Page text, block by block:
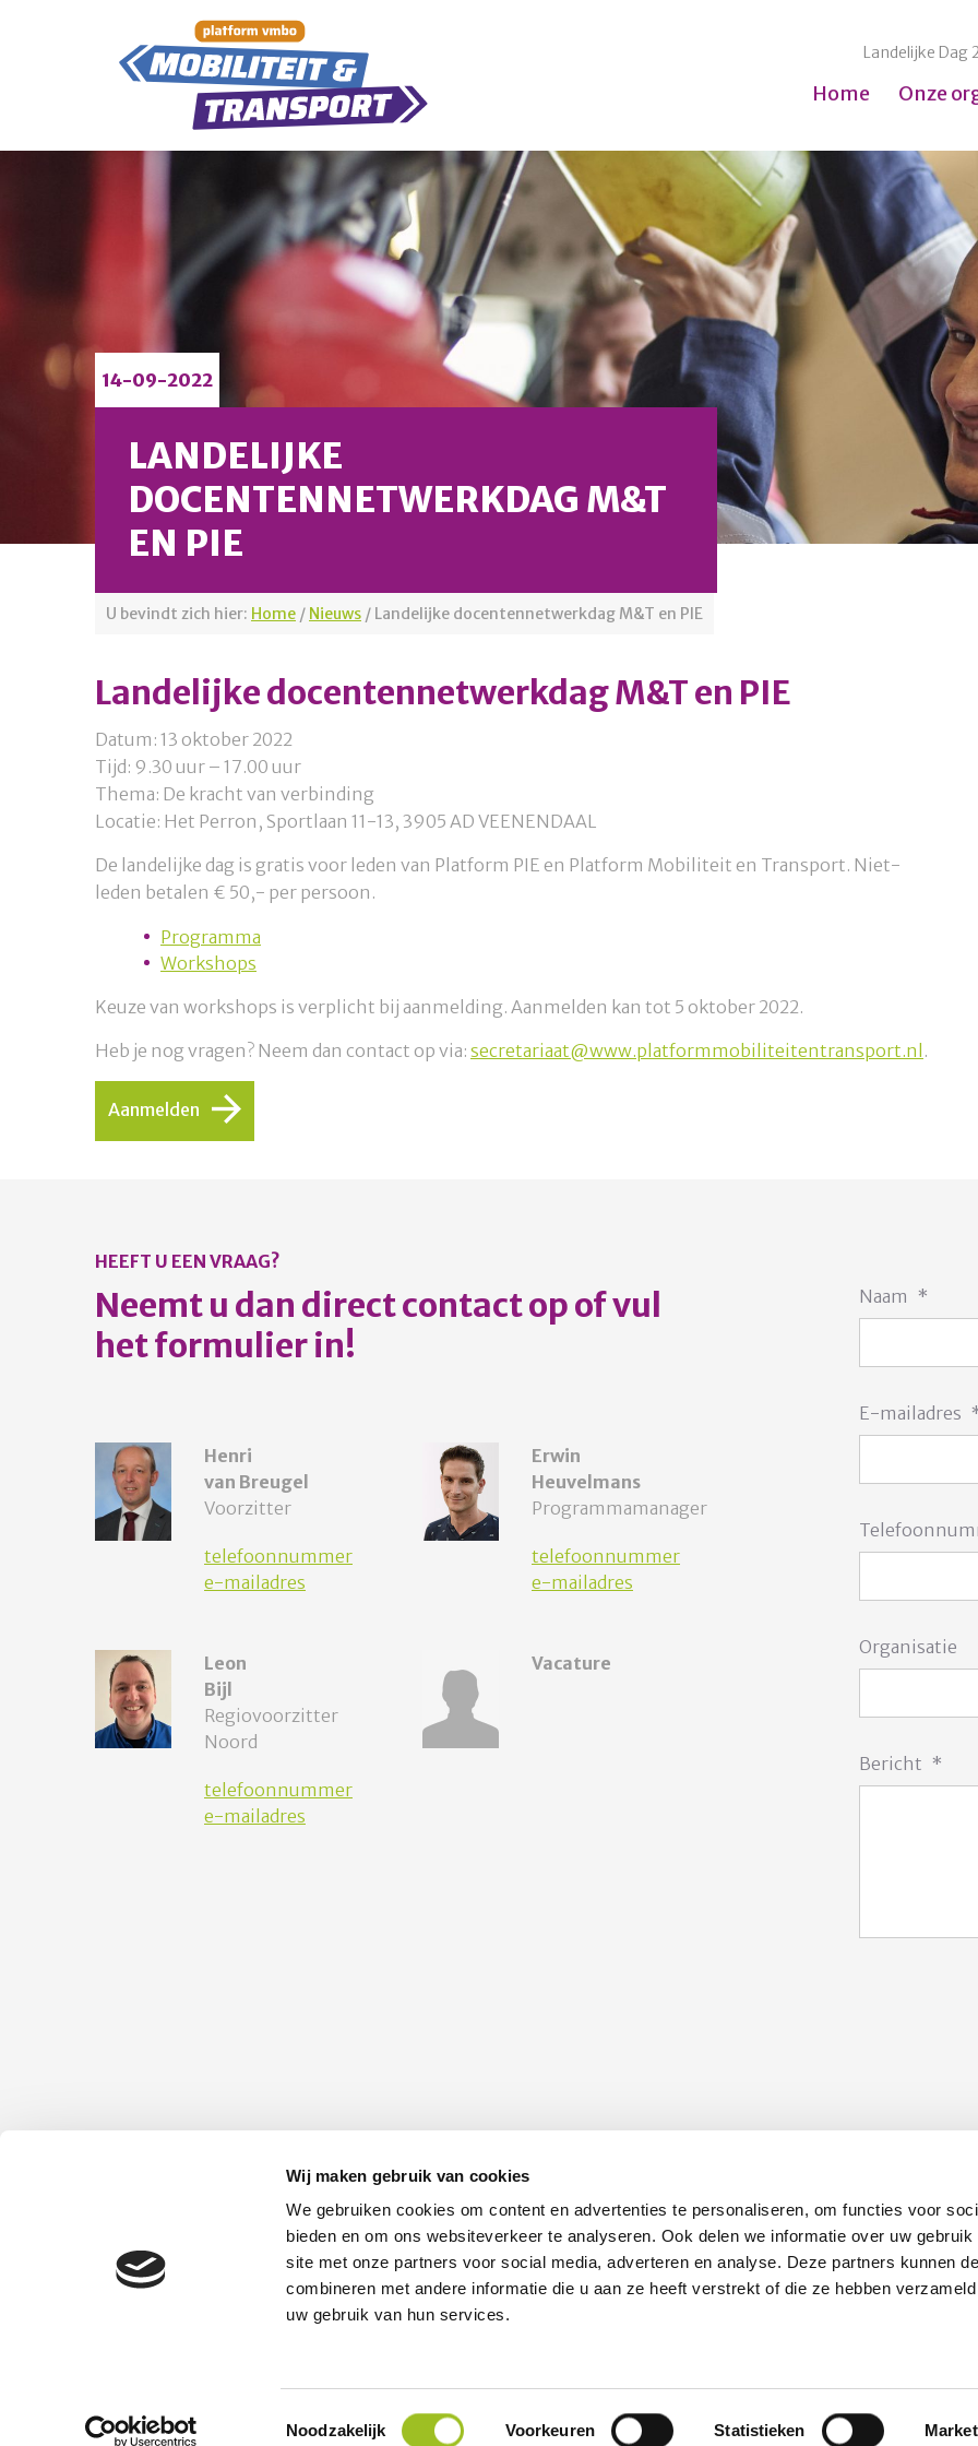
Wij maken gebruik van cookies
We gebruiken cookies om content en advertenties te personaliseren, om functies voor
bieden en om ons websiteverkeer te analyseren. Ook delen we informatie over uw gebruik
site met onze partners voor social media, adverteren en analyse. Deze partners kunnen
combineren met andere informatie die u aan ze heeft verstrekt of die ze hebben
uw gebruik van hun services.
Toestemmingsselectie
Noodzakelijk Voorkeuren Statistieken
Landelijke Dag
Home Onze
14-09-2022
LANDELIJKE
DOCENTENNETWERKDAG M&T
EN PIE
U bevindt zich hier: Home / Nieuws / Landelijke docentennetwerkdag M&T en PIE
Landelijke docentennetwerkdag M&T en PIE
Datum: 13 oktober 2022
Tijd: 9.30 uur – 17.00 uur
Thema: De kracht van verbinding
Locatie: Het Perron, Sportlaan 11-13, 3905 AD VEENENDAAL
De landelijke dag is gratis voor leden van Platform PIE en Platform Mobiliteit en Transport. Niet-
leden betalen € 50,- per persoon.
Programma
Workshops
Keuze van workshops is verplicht bij aanmelding. Aanmelden kan tot 5 oktober 2022.
Heb je nog vragen? Neem dan contact op via: secretariaat@www.platformmobiliteitentransport.nl .
Aanmelden
HEEFT U EEN VRAAG?
Neemt u dan direct contact op of vul
het formulier in!
Henri
van Breugel
Voorzitter
telefoonnummer
e-mailadres
Erwin
Heuvelmans
Programmamanager
telefoonnummer
e-mailadres
Leon
Bijl
Regiovoorzitter
Noord
telefoonnummer
e-mailadres
Vacature
Naam *
E-mailadres
Organisatie
Bericht *
Platform Mobiliteit en Transport
Telefoon: 06-23 58 89 49
E-mail:
secretariaat@platformmobiliteitentransport.nl
Schrijf u in voor onze nieuwsbrief
Inschrijven